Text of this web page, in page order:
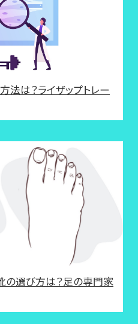
法は？ライザップトレー
の選び方は？足の専門家